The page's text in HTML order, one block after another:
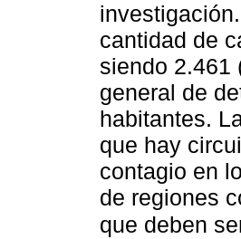
cantidad de
siendo 2.461
general de
habitantes.
que hay
contagio en
de regiones
que deben